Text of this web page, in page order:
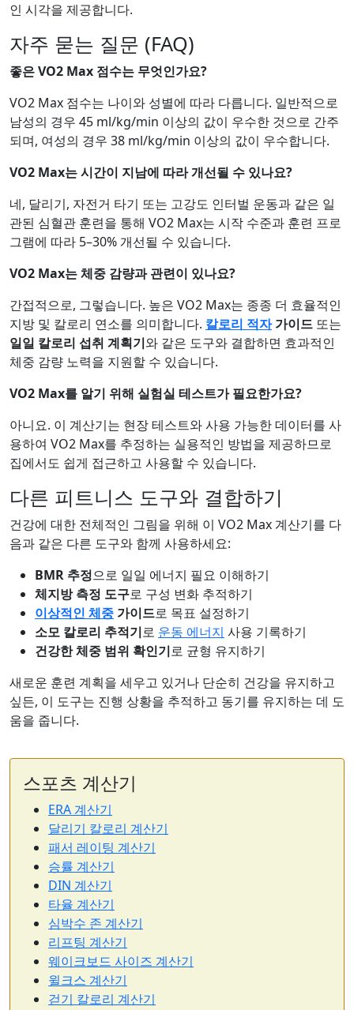
인 시각을 제공합니다.
자주 묻는 질문 (FAQ)
좋은 VO2 Max 점수는 무엇인가요?
VO2 Max 점수는 나이와 성별에 따라 다릅니다. 일반적으로
남성의 경우 45 ml/kg/min 이상의 값이 우수한 것으로 간주
되며, 여성의 경우 38 ml/kg/min 이상의 값이 우수합니다.
VO2 Max는 시간이 지남에 따라 개선될 수 있나요?
네, 달리기, 자전거 타기 또는 고강도 인터벌 운동과 같은 일
관된 심혈관 훈련을 통해 VO2 Max는 시작 수준과 훈련 프로
그램에 따라 5–30% 개선될 수 있습니다.
VO2 Max는 체중 감량과 관련이 있나요?
간접적으로, 그렇습니다. 높은 VO2 Max는 종종 더 효율적인
지방 및 칼로리 연소를 의미합니다. 칼로리 적자가이드 또는
일일 칼로리 섭취 계획기와 같은 도구와 결합하면 효과적인
체중 감량 노력을 지원할 수 있습니다.
VO2 Max를 알기 위해 실험실 테스트가 필요한가요?
아니요. 이 계산기는 현장 테스트와 사용 가능한 데이터를 사
용하여 VO2 Max를 추정하는 실용적인 방법을 제공하므로
집에서도 쉽게 접근하고 사용할 수 있습니다.
다른 피트니스 도구와 결합하기
건강에 대한 전체적인 그림을 위해 이 VO2 Max 계산기를 다
음과 같은 다른 도구와 함께 사용하세요:
BMR 추정으로 일일 에너지 필요 이해하기
체지방 측정 도구로 구성 변화 추적하기
이상적인 체중 가이드로 목표 설정하기
소모 칼로리 추적기로 운동 에너지 사용 기록하기
건강한 체중 범위 확인기로 균형 유지하기
새로운 훈련 계획을 세우고 있거나 단순히 건강을 유지하고
싶든, 이 도구는 진행 상황을 추적하고 동기를 유지하는 데 도
움을 줍니다.
스포츠 계산기
ERA 계산기
달리기 칼로리 계산기
패서 레이팅 계산기
승률 계산기
DIN 계산기
타율 계산기
심박수 존 계산기
리프팅 계산기
웨이크보드 사이즈 계산기
윌크스 계산기
걷기 칼로리 계산기